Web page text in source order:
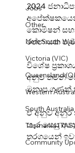
Jobs
Other
New South
Victoria (VIC)
Queensland
Western
South Australia
Tasmania (TAS)
Community
2024
කොමිෂන්
රත්නායක
විශේෂ
අනුව තමන්
මනාප ගණන්
ඒ අනුව අනුර
හැර සෙසු
තරගයෙන්